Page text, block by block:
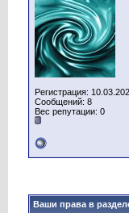
Регистрация:
Сообщений: 8
Вес репутации: 0
Ваши права в